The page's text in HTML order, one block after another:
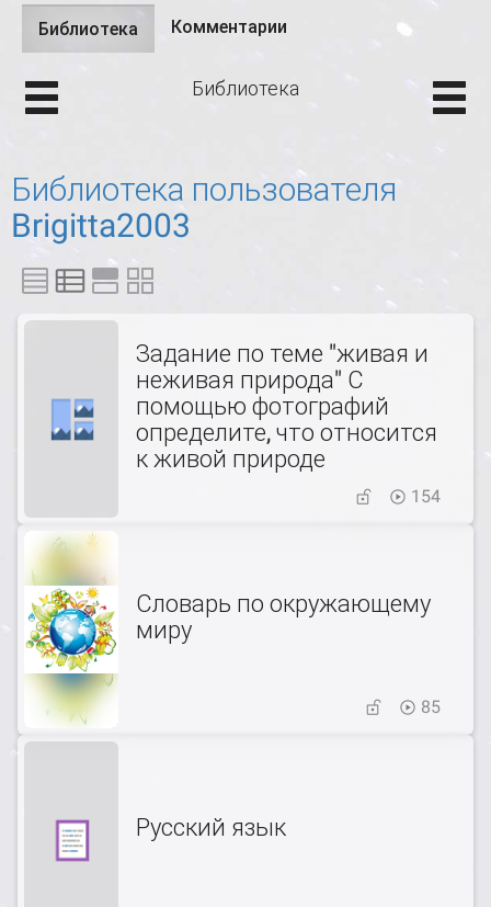
Главные вкладки
Библиотека (активная
вкладка)
Комментарии
Библиотека
Библиотека пользователя
Brigitta2003
Задание по теме "живая и
неживая природа" С
помощью фотографий
определите, что относится
к живой природе
154
Словарь по окружающему
миру
85
Русский язык